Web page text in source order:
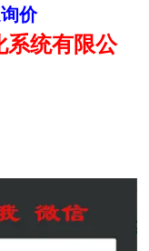
价
系统有限公